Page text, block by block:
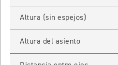
Altura (sin espejos)
Altura del asiento